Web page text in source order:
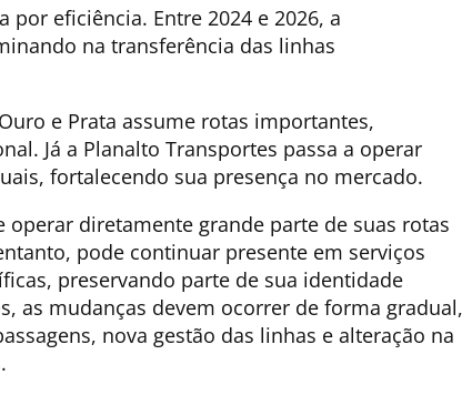
por eficiência. Entre 2024 e 2026, a
na transferência das linhas
e Prata assume rotas importantes,
Já a Planalto Transportes passa a operar
fortalecendo sua presença no mercado.
operar diretamente grande parte de suas rotas
pode continuar presente em serviços
preservando parte de sua identidade
as mudanças devem ocorrer de forma gradual,
nova gestão das linhas e alteração na